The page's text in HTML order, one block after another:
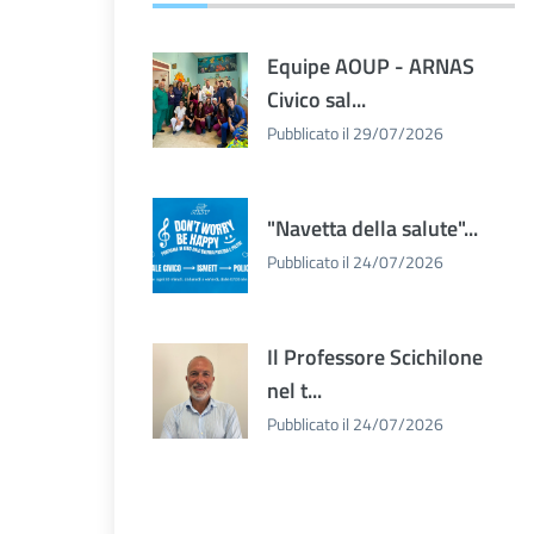
Equipe AOUP - ARNAS
Civico sal...
Pubblicato il 29/07/2026
"Navetta della salute"...
Pubblicato il 24/07/2026
Il Professore Scichilone
nel t...
Pubblicato il 24/07/2026